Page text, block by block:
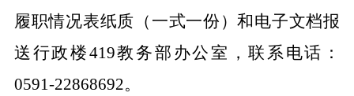
履职情况表纸质（一式一份）和电子文档报
送 行政楼419教务部办公室 ，联系电话：
0591-22868692。